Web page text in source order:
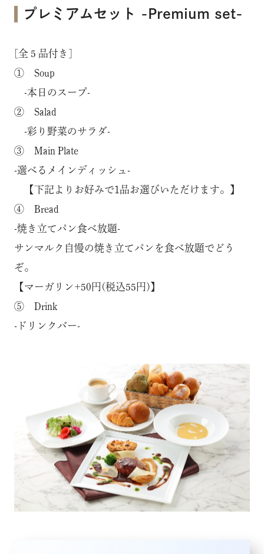
プレミアムセット -Premium set-
[全５品付き]
① Soup
-本日のスープ-
② Salad
-彩り野菜のサラダ-
③ Main Plate
-選べるメインディッシュ-
【下記よりお好みで1品お選びいただけます。】
④ Bread
-焼き立てパン食べ放題-
サンマルク自慢の焼き立てパンを食べ放題でどう
ぞ。
【マーガリン+50円(税込55円)】
⑤ Drink
-ドリンクバー-